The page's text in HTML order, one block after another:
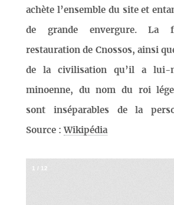
achète l’ensemble du site et
de grande envergure.
restauration de Cnossos, ainsi
de la civilisation qu’il a lui-
minoenne, du nom du roi
sont inséparables de la
Source : Wikipédia
1 / 12